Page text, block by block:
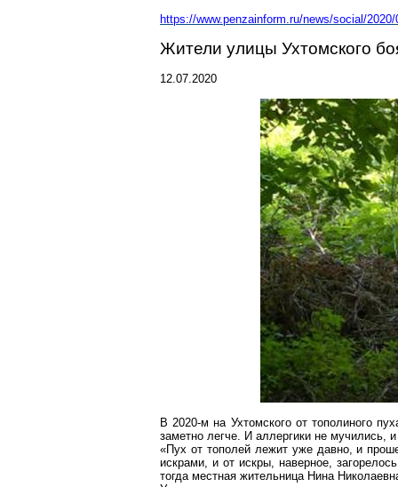
https://www.penzainform.ru/news/social/
Жители улицы Ухтомского
12.07.2020
В 2020-м на Ухтомского от тополиного
заметно легче. И аллергики не мучились,
«Пух от тополей лежит уже давно, и
искрами, и от искры, наверное, загорелось
тогда местная жительница Нина